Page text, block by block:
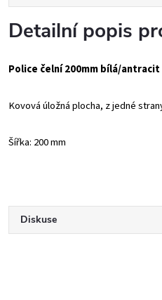
Detailní popis
Police čelní 200mm bílá/antracit
Kovová úložná plocha, z jedné
Šířka: 200 mm
Diskuse